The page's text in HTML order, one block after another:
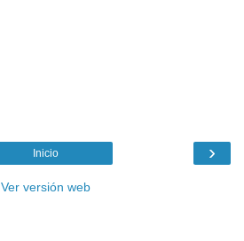
›
Inicio
Ver versión web